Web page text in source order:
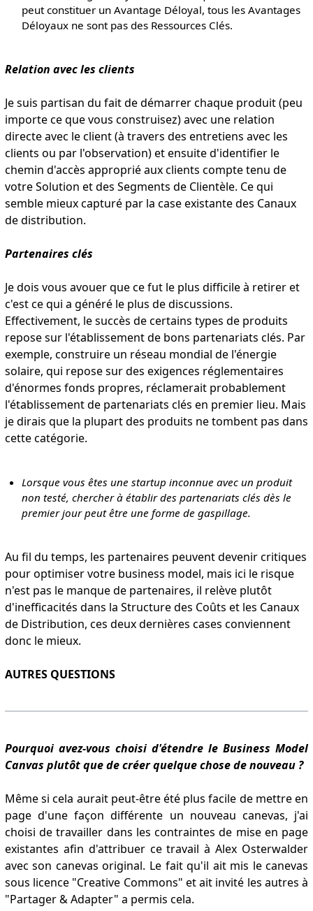
peut constituer un Avantage Déloyal, tous les Avantages
Déloyaux ne sont pas des Ressources Clés.
Relation avec les clients
Je suis partisan du fait de démarrer chaque produit (peu
importe ce que vous construisez) avec une relation
directe avec le client (à travers des entretiens avec les
clients ou par l'observation) et ensuite d'identifier le
chemin d'accès approprié aux clients compte tenu de
votre Solution et des Segments de Clientèle. Ce qui
semble mieux capturé par la case existante des Canaux
de distribution.
Partenaires clés
Je dois vous avouer que ce fut le plus difficile à retirer et
c'est ce qui a généré le plus de discussions.
Effectivement, le succès de certains types de produits
repose sur l'établissement de bons partenariats clés. Par
exemple, construire un réseau mondial de l'énergie
solaire, qui repose sur des exigences réglementaires
d'énormes fonds propres, réclamerait probablement
l'établissement de partenariats clés en premier lieu. Mais
je dirais que la plupart des produits ne tombent pas dans
cette catégorie.
Lorsque vous êtes une startup inconnue avec un produit
non testé, chercher à établir des partenariats clés dès le
premier jour peut être une forme de gaspillage.
Au fil du temps, les partenaires peuvent devenir critiques
pour optimiser votre business model, mais ici le risque
n'est pas le manque de partenaires, il relève plutôt
d'inefficacités dans la Structure des Coûts et les Canaux
de Distribution, ces deux dernières cases conviennent
donc le mieux.
AUTRES QUESTIONS
Pourquoi avez-vous choisi d'étendre le Business Model
Canvas plutôt que de créer quelque chose de nouveau ?
Même si cela aurait peut-être été plus facile de mettre en
page d'une façon différente un nouveau canevas, j'ai
choisi de travailler dans les contraintes de mise en page
existantes afin d'attribuer ce travail à Alex Osterwalder
avec son canevas original. Le fait qu'il ait mis le canevas
sous licence "Creative Commons" et ait invité les autres à
"Partager & Adapter" a permis cela.